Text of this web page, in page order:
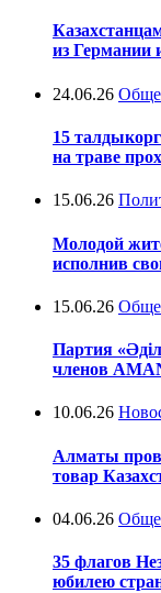
из Германии
24.06.26
15
на траве
15.06.26
Молодой
исполнив
15.06.26
Партия
членов
10.06.26
Алматы
товар
04.06.26
35 флагов
юбилею